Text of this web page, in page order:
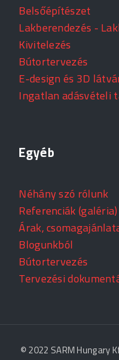
Belsőépítészet
Lakberendezés -
Kivitelezés
Bútortervezés
E-design és 3D
Ingatlan adásvételi
Egyéb
Néhány szó rólunk
Referenciák (galéria)
Árak,
Blogunkból
Bútortervezés
Tervezési
© 2022 SARM Hungary